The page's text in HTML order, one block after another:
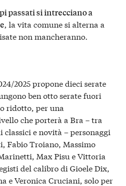
passati si intrecciano a
, la vita comune si alterna a
non mancheranno.
2025 propone dieci serate
ben otto serate fuori
ridotto, per una
che porterà a Bra – tra
e novità – personaggi
Fabio Troiano, Massimo
Max Pisu e Vittoria
del calibro di Gioele Dix,
e Veronica Cruciani, solo per